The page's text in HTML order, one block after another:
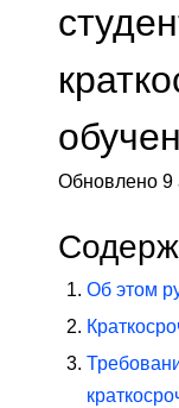
Обновлено 9
Об этом